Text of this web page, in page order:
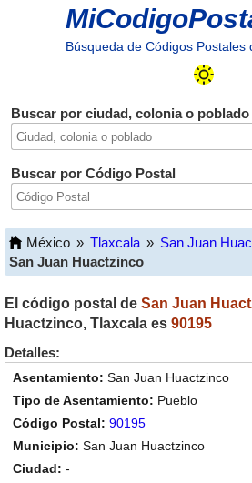
Búsqueda de Códigos Postales
Buscar por ciudad, colonia o poblado
Buscar por Código Postal
México » Tlaxcala » San Juan
San Juan Huactzinco
El código postal de San Juan
Huactzinco, Tlaxcala es 90195
Detalles:
San Juan Huactzinco
Pueblo
90195
San Juan Huactzinco
-